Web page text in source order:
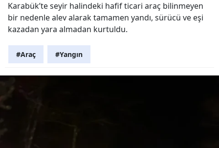
Karabük’te seyir halindeki hafif ticari araç bilinmeyen
bir nedenle alev alarak tamamen yandı, sürücü ve eşi
kazadan yara almadan kurtuldu.
#Araç #Yangın